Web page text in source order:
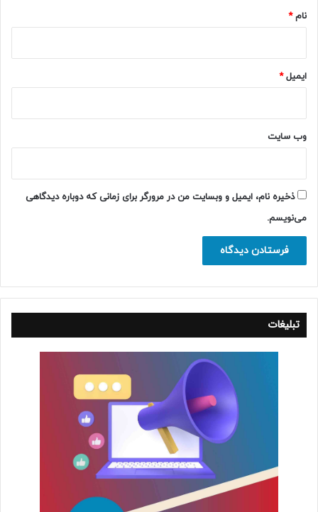
نام*
ایمیل*
وب‌ سایت
ذخیره نام، ایمیل و وبسایت من در مرورگر برای زمانی که دوباره دیدگاهی
می‌نویسم.
تبلیغات